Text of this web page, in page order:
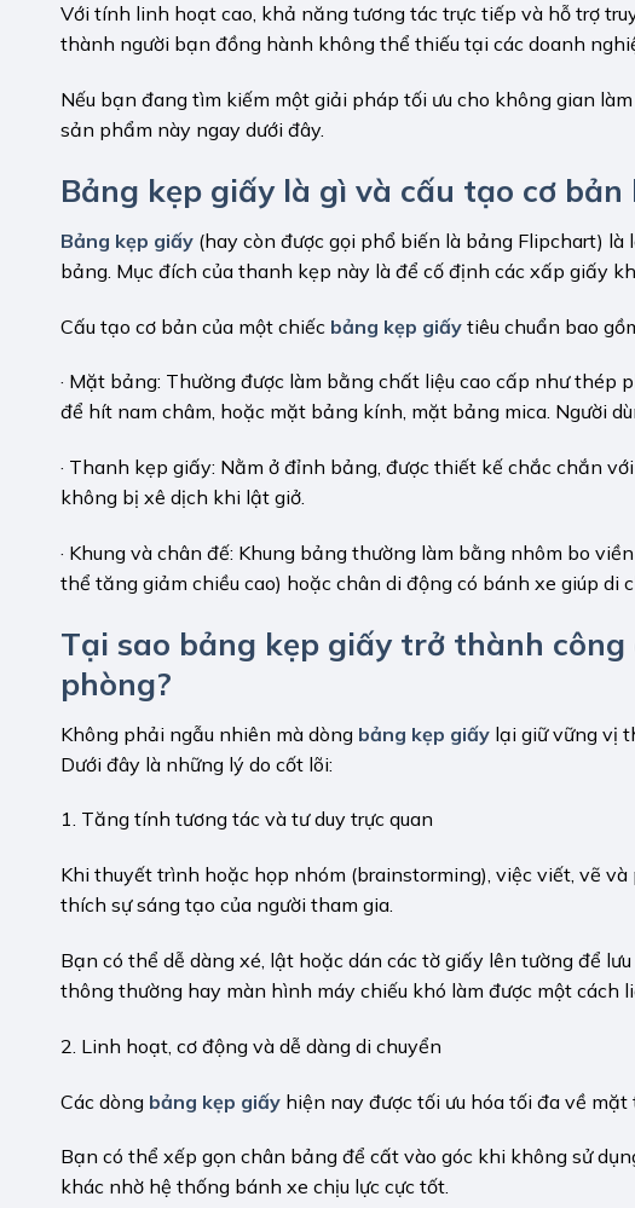
Với tính linh hoạt cao, khả năng tương tác trực tiếp và hỗ trợ
thành người bạn đồng hành không thể thiếu tại các doanh
Nếu bạn đang tìm kiếm một giải pháp tối ưu cho không gian
sản phẩm này ngay dưới đây.
Bảng kẹp giấy là gì và cấu tạo cơ
Bảng kẹp giấy (hay còn được gọi phổ biến là bảng Flipchart)
bảng. Mục đích của thanh kẹp này là để cố định các xấp giấy
Cấu tạo cơ bản của một chiếc bảng kẹp giấy tiêu chuẩn bao
· Mặt bảng: Thường được làm bằng chất liệu cao cấp như thép
để hít nam châm, hoặc mặt bảng kính, mặt bảng mica. Người
· Thanh kẹp giấy: Nằm ở đỉnh bảng, được thiết kế chắc chắn
không bị xê dịch khi lật giở.
· Khung và chân đế: Khung bảng thường làm bằng nhôm bo
thể tăng giảm chiều cao) hoặc chân di động có bánh xe giúp di
Tại sao bảng kẹp giấy trở thành
phòng?
Không phải ngẫu nhiên mà dòng bảng kẹp giấy lại giữ vững vị
Dưới đây là những lý do cốt lõi:
1. Tăng tính tương tác và tư duy trực quan
Khi thuyết trình hoặc họp nhóm (brainstorming), việc viết, vẽ
thích sự sáng tạo của người tham gia.
Bạn có thể dễ dàng xé, lật hoặc dán các tờ giấy lên tường để
thông thường hay màn hình máy chiếu khó làm được một cách
2. Linh hoạt, cơ động và dễ dàng di chuyển
Các dòng bảng kẹp giấy hiện nay được tối ưu hóa tối đa về mặt
Bạn có thể xếp gọn chân bảng để cất vào góc khi không sử
khác nhờ hệ thống bánh xe chịu lực cực tốt.